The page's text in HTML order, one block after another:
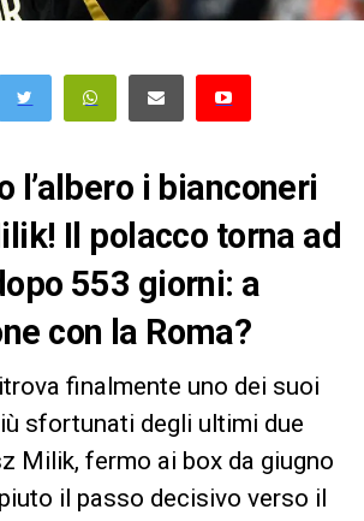
l’albero i bianconeri
Il polacco torna ad
553 giorni: a
con la Roma?
finalmente uno dei suoi
sfortunati degli ultimi due
Milik, fermo ai box da giugno
il passo decisivo verso il